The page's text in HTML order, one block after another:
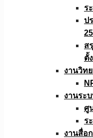
ร
ป
ส
ตั้
งานวิท
งานระ
ศู
ร
งานสื่อ